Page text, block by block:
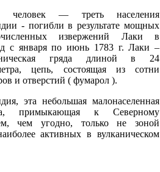
человек — треть населения
- погибли в результате мощных
извержений Лаки в
с января по июнь 1783 г. Лаки –
гряда длиной в 24
цепь, состоящая из сотни
и отверстий ( фумарол ).
эта небольшая малонаселенная
примыкающая к Северному
чем угодно, только не зоной
активных в вулканическом